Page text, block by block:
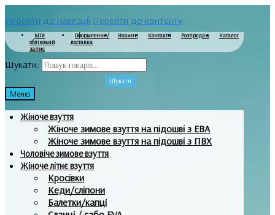
Перейти до навігації Перейти до контенту
Мій
обліковий
запис
Оформлення/
доставка
Новини Контакти Розпродаж Каталог
Шукати:
Шукати
Меню
Жіноче взуття
Жіноче зимове взуття на підошві з ЕВА
Жіноче зимове взуття на підошві з ПВХ
Чоловіче зимове взуття
Жіноче літнє взуття
Кросівки
Кеди/сліпони
Балетки/капці